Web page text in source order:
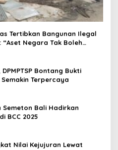
Tertibkan Bangunan Ilegal
“Aset Negara Tak Boleh
Bontang Bukti
Terpercaya
Semeton Bali Hadirkan
BCC 2025
Nilai Kejujuran Lewat